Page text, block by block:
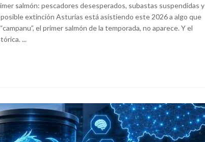
salmón: pescadores desesperados, subastas suspendidas y
extinción Asturias está asistiendo este 2026 a algo que
el primer salmón de la temporada, no aparece. Y el
...